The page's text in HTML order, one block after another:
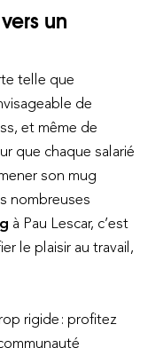
un
telle que
de
et même de
que chaque salarié
son mug
nombreuses
à Pau Lescar, c’est
le plaisir au travail,
rigide : profitez